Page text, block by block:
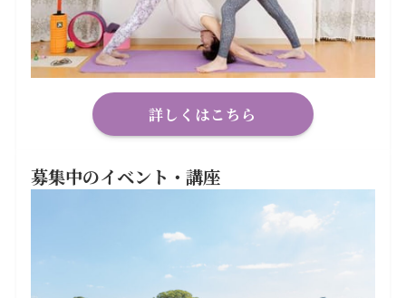
詳しくはこちら
募集中のイベント・講座